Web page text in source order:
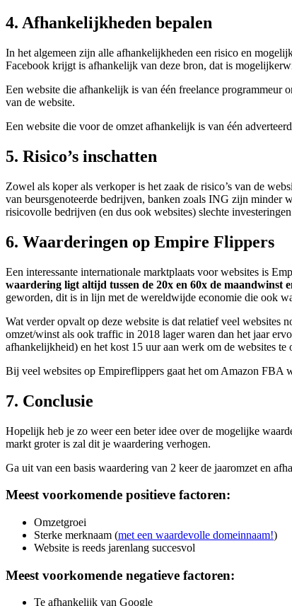
4. Afhankelijkheden bepalen
In het algemeen zijn alle afhankelijkheden een risico en
Facebook krijgt is afhankelijk van deze bron, dat is
Een website die afhankelijk is van één freelance programmeur
van de website.
Een website die voor de omzet afhankelijk is van één
5. Risico’s inschatten
Zowel als koper als verkoper is het zaak de risico’s van de
van beursgenoteerde bedrijven, banken zoals ING zijn minder
risicovolle bedrijven (en dus ook websites) slechte
6. Waarderingen op Empire Flippers
Een interessante internationale marktplaats voor websites is
waardering ligt altijd tussen de 20x en 60x de maandwinst
geworden, dit is in lijn met de wereldwijde economie die ook
Wat verder opvalt op deze website is dat relatief veel websites
omzet/winst als ook traffic in 2018 lager waren dan het jaar
afhankelijkheid) en het kost 15 uur aan werk om de websites
Bij veel websites op Empireflippers gaat het om Amazon
7. Conclusie
Hopelijk heb je zo weer een beter idee over de mogelijke
markt groter is zal dit je waardering verhogen.
Ga uit van een basis waardering van 2 keer de jaaromzet en
Meest voorkomende positieve factoren:
Omzetgroei
Sterke merknaam (met een waardevolle domeinnaam!)
Website is reeds jarenlang succesvol
Meest voorkomende negatieve factoren:
Te afhankelijk van Google